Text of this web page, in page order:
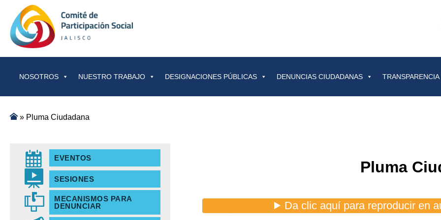
NOSOTROS NUESTRO TRABAJO DESIGNACIONES PÚBLICAS DENUNCIAS CIUDADANAS TRANSPARENCIA
» Pluma Ciudadana
Pluma
EVENTOS
SESIONES
MECANISMOS PARA
DENUNCIAR